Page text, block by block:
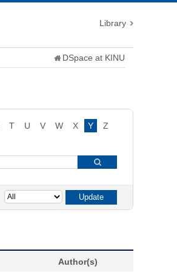
Library
DSpace at KINU
T U V W X Y
Z
Author(s)